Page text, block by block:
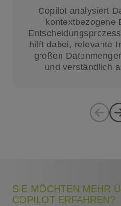
Copilot analysiert
kontextbezogene
hilft dabei, relevante
großen
und verständlich
SIE MÖCHTEN MEHR
COPILOT ERFAHREN?